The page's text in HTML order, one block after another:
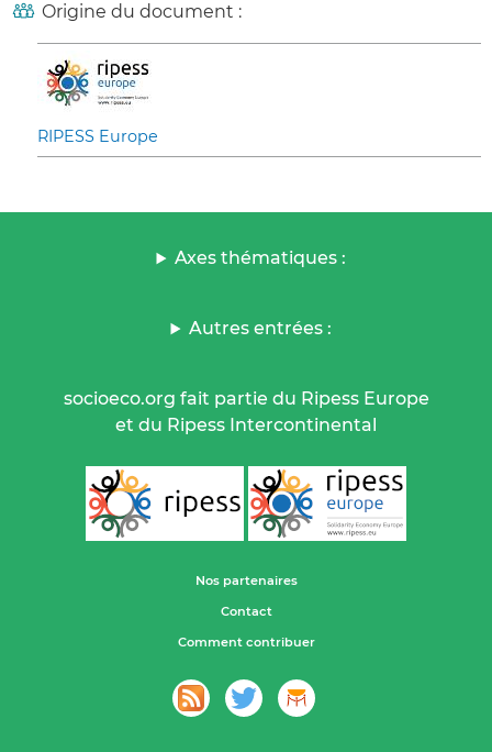
Origine du document :
RIPESS Europe
Axes thématiques :
Autres entrées :
socioeco.org fait partie du Ripess Europe
et du Ripess Intercontinental
Nos partenaires
Contact
Comment contribuer